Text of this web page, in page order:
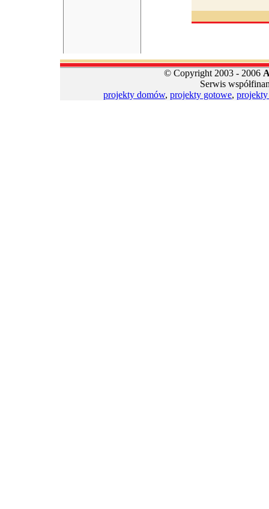
© Copyright 2003 - 2006
Serwis
projekty domów, projekty gotowe,